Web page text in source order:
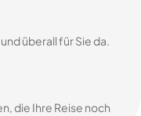
überall für Sie da.
die Ihre Reise noch